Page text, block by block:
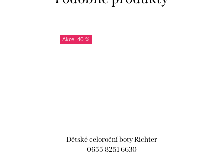
-40 %
Dětské celoroční boty Richter
0655 8251 6630